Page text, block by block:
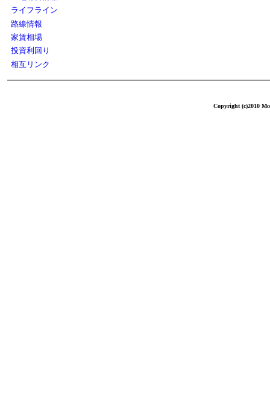
ライフライン
路線情報
家賃相場
投資利回り
相互リンク
Copyright (c)2010